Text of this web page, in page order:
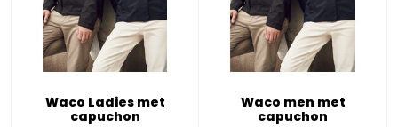
Waco Ladies met
capuchon
Waco men met
capuchon